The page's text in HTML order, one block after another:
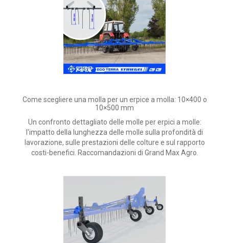
Come scegliere una molla per un erpice a molla: 10×400 o
10×500 mm
Un confronto dettagliato delle molle per erpici a molle:
l'impatto della lunghezza delle molle sulla profondità di
lavorazione, sulle prestazioni delle colture e sul rapporto
costi-benefici. Raccomandazioni di Grand Max Agro.